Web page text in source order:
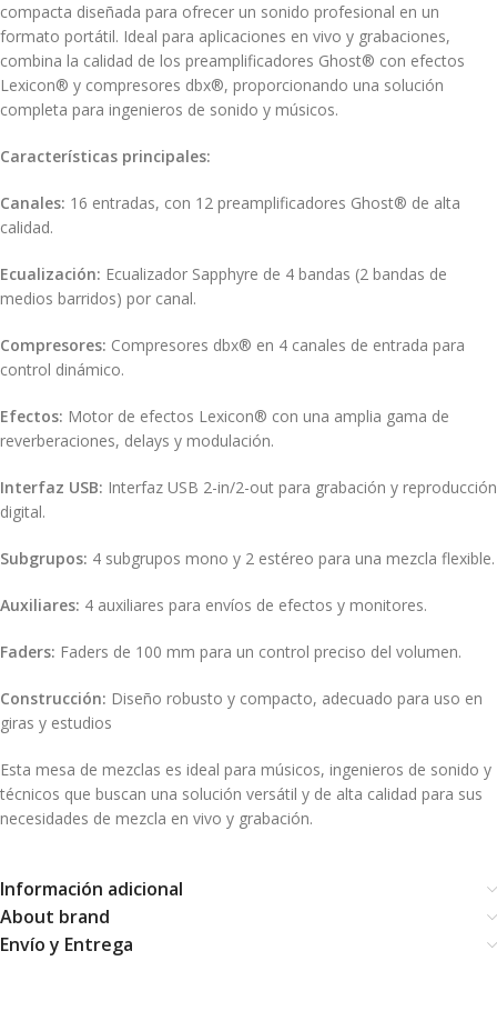
compacta diseñada para ofrecer un sonido profesional en un
formato portátil. Ideal para aplicaciones en vivo y grabaciones,
combina la calidad de los preamplificadores Ghost® con efectos
Lexicon® y compresores dbx®, proporcionando una solución
completa para ingenieros de sonido y músicos.
Características principales:
Canales: 16 entradas, con 12 preamplificadores Ghost® de alta
calidad.
Ecualización: Ecualizador Sapphyre de 4 bandas (2 bandas de
medios barridos) por canal.
Compresores: Compresores dbx® en 4 canales de entrada para
control dinámico.
Efectos: Motor de efectos Lexicon® con una amplia gama de
reverberaciones, delays y modulación.
Interfaz USB: Interfaz USB 2-in/2-out para grabación y reproducción
digital.
Subgrupos: 4 subgrupos mono y 2 estéreo para una mezcla flexible.
Auxiliares: 4 auxiliares para envíos de efectos y monitores.
Faders: Faders de 100 mm para un control preciso del volumen.
Construcción: Diseño robusto y compacto, adecuado para uso en
giras y estudios
Esta mesa de mezclas es ideal para músicos, ingenieros de sonido y
técnicos que buscan una solución versátil y de alta calidad para sus
necesidades de mezcla en vivo y grabación.
Información adicional
About brand
Envío y Entrega